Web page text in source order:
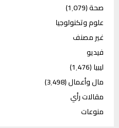
صحة(1٬079)
علوم وتكنولوجيا
غير مصنف
فيديو
ليبيا(1٬476)
مال وأعمال(3٬498)
مقالات رأي
منوعات